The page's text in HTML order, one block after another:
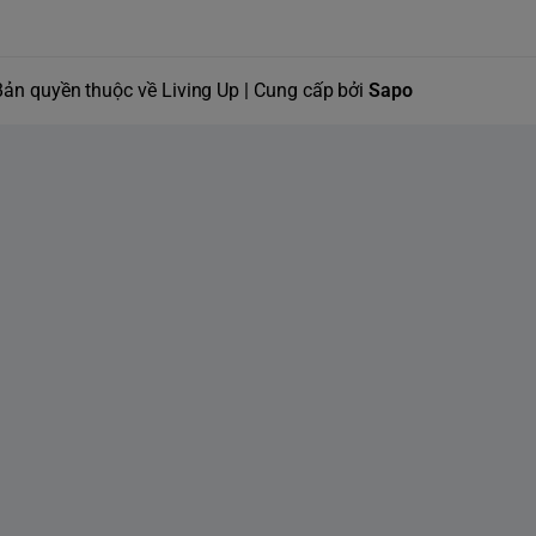
quyền thuộc về Living Up | Cung cấp bởiSapo